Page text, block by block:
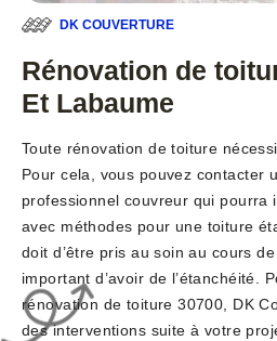
DK COUVERTURE
Rénovation de
Et Labaume
Toute rénovation de toiture
Pour cela, vous pouvez contacter
professionnel couvreur qui pourra
avec méthodes pour une toiture
doit d’être pris au soin au cours
important d’avoir de l’étanchéité.
rénovation de toiture 30700, DK
des interventions suite à votre